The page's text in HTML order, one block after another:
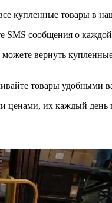
купленные товары в
SMS сообщения о каждой
вернуть
товары удобными
их каждый день